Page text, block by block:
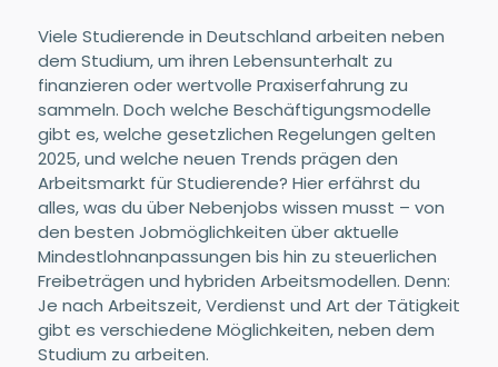
Viele Studierende in Deutschland arbeiten neben
dem Studium, um ihren Lebensunterhalt zu
finanzieren oder wertvolle Praxiserfahrung zu
sammeln. Doch welche Beschäftigungsmodelle
gibt es, welche gesetzlichen Regelungen gelten
2025, und welche neuen Trends prägen den
Arbeitsmarkt für Studierende? Hier erfährst du
alles, was du über Nebenjobs wissen musst – von
den besten Jobmöglichkeiten über aktuelle
Mindestlohnanpassungen bis hin zu steuerlichen
Freibeträgen und hybriden Arbeitsmodellen. Denn:
Je nach Arbeitszeit, Verdienst und Art der Tätigkeit
gibt es verschiedene Möglichkeiten, neben dem
Studium zu arbeiten.